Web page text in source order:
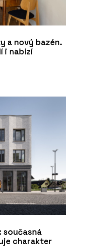
a nový bazén.
i nabízí
současná
charakter